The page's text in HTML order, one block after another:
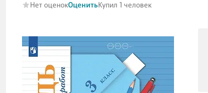
Нет оценокОценитьКупил 1 человек